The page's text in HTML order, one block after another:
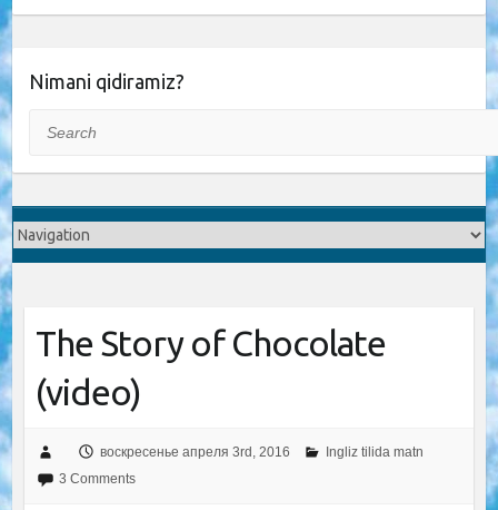
Nimani qidiramiz?
The Story of Chocolate
(video)
воскресенье апреля 3rd, 2016
Ingliz tilida matn
3 Comments